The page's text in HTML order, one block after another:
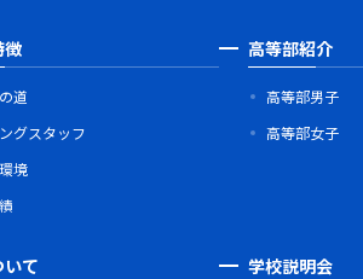
徴
道
グスタッフ
境
高等部紹介
高等部男子
高等部女子
て 学校説明会